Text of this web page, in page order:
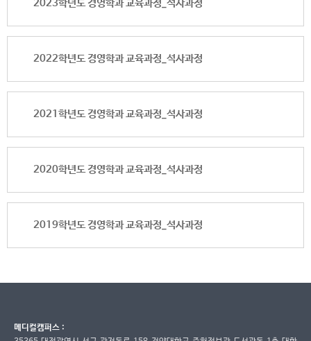
2023학년도 경영학과 교육과정_석사과정
2022학년도 경영학과 교육과정_석사과정
2021학년도 경영학과 교육과정_석사과정
2020학년도 경영학과 교육과정_석사과정
2019학년도 경영학과 교육과정_석사과정
메디컬캠퍼스 :